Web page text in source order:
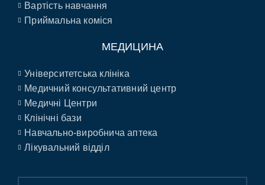
Вартість навчання
Приймальна коміся
МЕДИЦИНА
Університетська клініка
Медичний консультативний центр
Медичні Центри
Клінічні бази
Навчально-виробнича аптека
Лікувальний відділ